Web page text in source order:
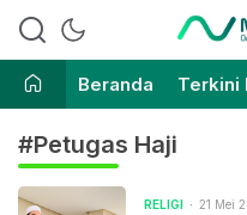
Suara
Beranda
Terkini
#Petugas Haji
RELIGI 21 Mei